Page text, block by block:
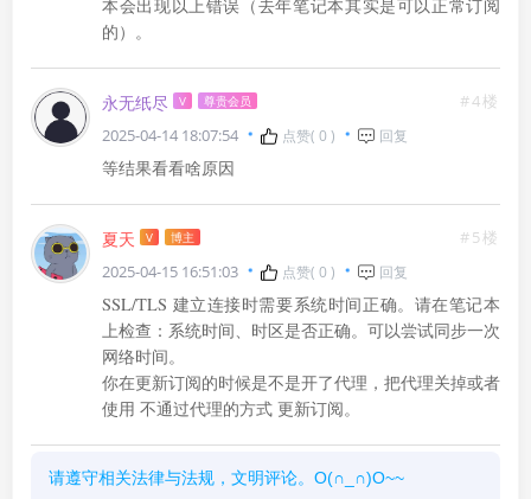
本会出现以上错误（去年笔记本其实是可以正常订阅
的）。
永无纸尽 V 尊贵会员
#4楼
2025-04-14 18:07:54
点赞( 0 ) 回复
等结果看看啥原因
夏天 V 博主
#5楼
2025-04-15 16:51:03
点赞( 0 ) 回复
SSL/TLS 建立连接时需要系统时间正确。请在笔记本
上检查：系统时间、时区是否正确。可以尝试同步一次
网络时间。
你在更新订阅的时候是不是开了代理，把代理关掉或者
使用 不通过代理的方式 更新订阅。